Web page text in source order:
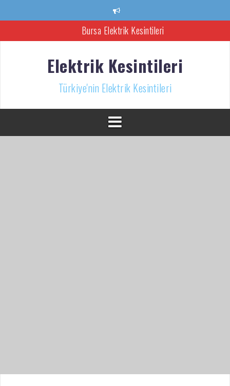
Bursa Elektrik Kesintileri
Türkiye’nin Elektrik Kesintileri Haber Kaynağı
İzmir Elektrik Kesintisi
Elektrik Kesintileri
Türkiye'nin Elektrik Kesintileri